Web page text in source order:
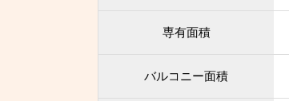
専有面積
バルコニー面積